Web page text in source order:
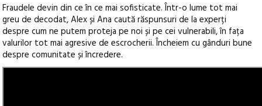
Fraudele devin din ce în ce mai sofisticate. Într-o lume tot mai
greu de decodat, Alex și Ana caută răspunsuri de la experți
despre cum ne putem proteja pe noi și pe cei vulnerabili, în fața
valurilor tot mai agresive de escrocherii. Încheiem cu gânduri bune
despre comunitate și încredere.